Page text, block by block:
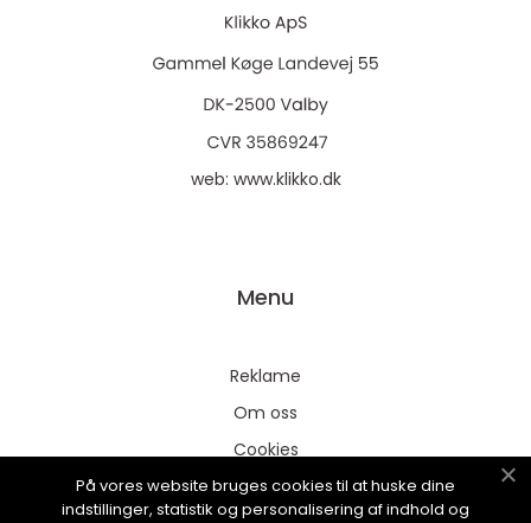
web: www.klikko.dk
Menu
Reklame
Om oss
Cookies
Kontakt Oss
På vores website bruges cookies til at huske dine
indstillinger, statistik og personalisering af indhold og